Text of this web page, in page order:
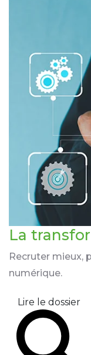
La
Recruter mieux,
numérique.
Lire le dossier